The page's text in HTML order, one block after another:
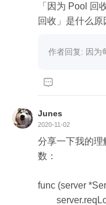
「因为 Pool 回
回收」是什么原
作者回复: 因为

Junes
2020-11-02
分享一下我的理
数：
func (server